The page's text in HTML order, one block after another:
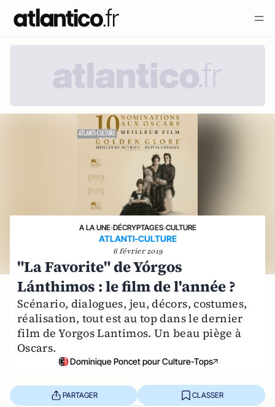
A LA UNE›DÉCRYPTAGES›CULTURE
ATLANTI-CULTURE
6 février 2019
"La Favorite" de Yórgos
Lánthimos : le film de l'année ?
Scénario, dialogues, jeu, décors, costumes,
réalisation, tout est au top dans le dernier
film de Yorgos Lantimos. Un beau piège à
Oscars.
Dominique Poncet pour Culture-Tops
PARTAGER CLASSER